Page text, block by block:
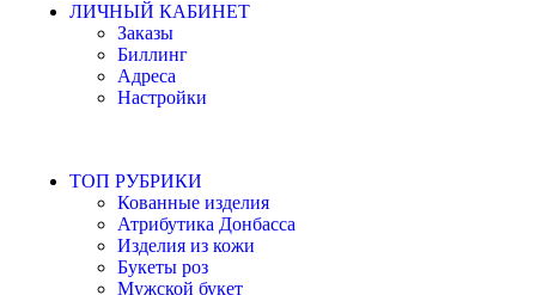
ЛИЧНЫЙ КАБИНЕТ
Заказы
Биллинг
Адреса
Настройки
ТОП РУБРИКИ
Кованные изделия
Атрибутика Донбасса
Изделия из кожи
Букеты роз
Мужской букет